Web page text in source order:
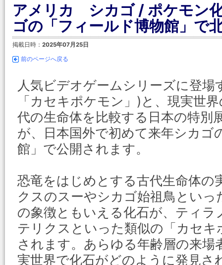
アメリカ シカゴ / ポケモン
ゴの「フィールド博物館」で
掲載日時： 2025年07月25日
前のページへ戻る
人気ビデオゲームシリーズに登
「カセキポケモン」)と、現実世
代の生命体を比較する日本の特別
が、日本国外で初めて来年シカゴ
館」で公開されます。
恐竜をはじめとする古代生命体の
クスのスーやシカゴ始祖鳥とい
の象徴ともいえる化石が、ティ
テリクスといった類似の「カセ
されます。あらゆる年齢層の来
実世界で化石がどのように発見さ